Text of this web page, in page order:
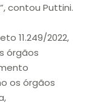
contou Puttini.
11.249/2022,
órgãos
os órgãos